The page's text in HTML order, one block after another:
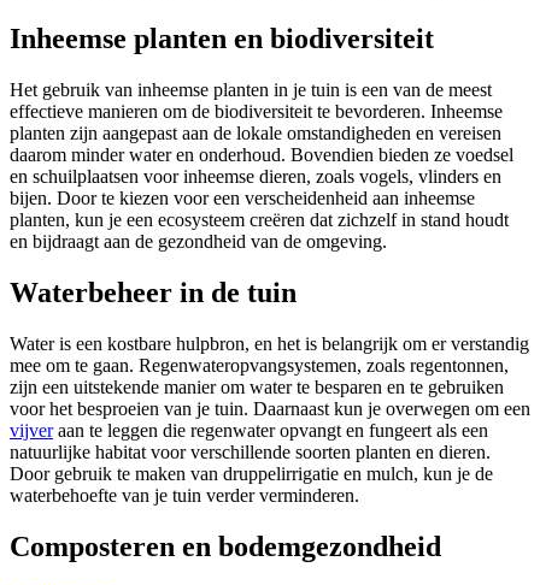
Inheemse planten en biodiversiteit
Het gebruik van inheemse planten in je tuin is een van de meest
effectieve manieren om de biodiversiteit te bevorderen. Inheemse
planten zijn aangepast aan de lokale omstandigheden en vereisen
daarom minder water en onderhoud. Bovendien bieden ze voedsel
en schuilplaatsen voor inheemse dieren, zoals vogels, vlinders en
bijen. Door te kiezen voor een verscheidenheid aan inheemse
planten, kun je een ecosysteem creëren dat zichzelf in stand houdt
en bijdraagt aan de gezondheid van de omgeving.
Waterbeheer in de tuin
Water is een kostbare hulpbron, en het is belangrijk om er verstandig
mee om te gaan. Regenwateropvangsystemen, zoals regentonnen,
zijn een uitstekende manier om water te besparen en te gebruiken
voor het besproeien van je tuin. Daarnaast kun je overwegen om een
vijveraan te leggen die regenwater opvangt en fungeert als een
natuurlijke habitat voor verschillende soorten planten en dieren.
Door gebruik te maken van druppelirrigatie en mulch, kun je de
waterbehoefte van je tuin verder verminderen.
Composteren en bodemgezondheid